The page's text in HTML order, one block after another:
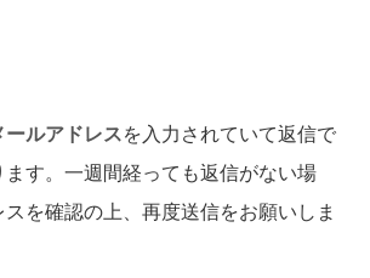
ールアドレスを入力されていて返信で
ます。一週間経っても返信がない場
を確認の上、再度送信をお願いしま